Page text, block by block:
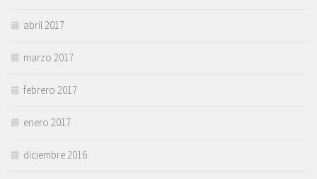
abril 2017
marzo 2017
febrero 2017
enero 2017
diciembre 2016